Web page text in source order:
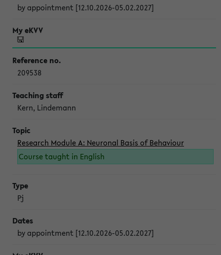
by appointment [12.10.2026-05.02.2027]
209538
Kern, Lindemann
Research Module A: Neuronal Basis of Behaviour
Course taught in English
Pj
by appointment [12.10.2026-05.02.2027]